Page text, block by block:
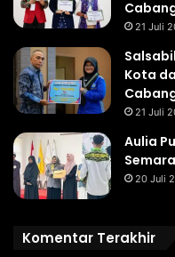
21 Juli
Kota
21 Juli
Aulia
20 Juli
Komentar Terakhir